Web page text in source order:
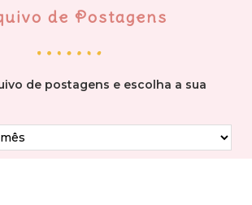
de Postagens
de postagens e escolha a sua